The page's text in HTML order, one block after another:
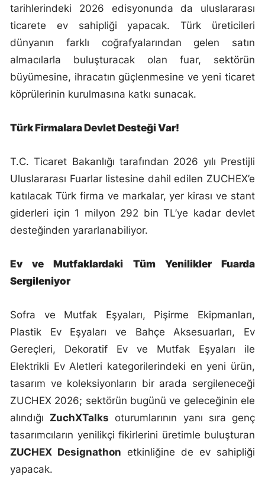
tarihlerindeki 2026 edisyonunda da uluslararası
ticarete ev sahipliği yapacak.
Türk üreticileri
dünyanın farklı coğrafyalarından gelen satın
almacılarla buluşturacak olan fuar, sektörün
büyümesine, ihracatın güçlenmesine ve yeni ticaret
köprülerinin kurulmasına katkı sunacak.
Türk Firmalara Devlet Desteği Var!
T.C. Ticaret Bakanlığı tarafından 2026 yılı Prestijli
Uluslararası Fuarlar listesine dahil edilen ZUCHEX’e
katılacak Türk firma ve markalar, yer kirası ve stant
giderleri için 1 milyon 292 bin TL’ye kadar devlet
desteğinden yararlanabiliyor.
Ev ve Mutfaklardaki Tüm Yenilikler Fuarda
Sergileniyor
Sofra ve Mutfak Eşyaları, Pişirme Ekipmanları,
Plastik Ev Eşyaları ve Bahçe Aksesuarları, Ev
Gereçleri, Dekoratif Ev ve Mutfak Eşyaları ile
Elektrikli Ev Aletleri kategorilerindeki en yeni ürün,
tasarım ve koleksiyonların bir arada sergileneceği
ZUCHEX 2026; sektörün bugünü ve geleceğinin ele
alındığı ZuchXTalks oturumlarının yanı sıra genç
tasarımcıların yenilikçi fikirlerini üretimle buluşturan
ZUCHEX Designathon etkinliğine de ev sahipliği
yapacak.